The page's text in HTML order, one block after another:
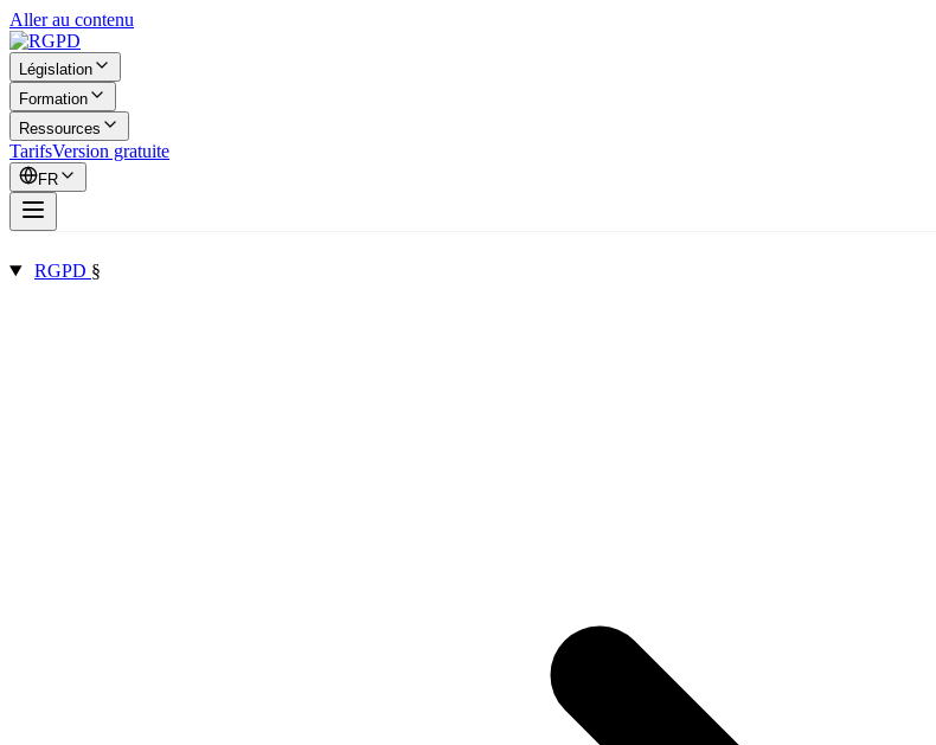
Aller au contenu
Législation
Formation
Ressources
TarifsVersion gratuite
FR
RGPD §